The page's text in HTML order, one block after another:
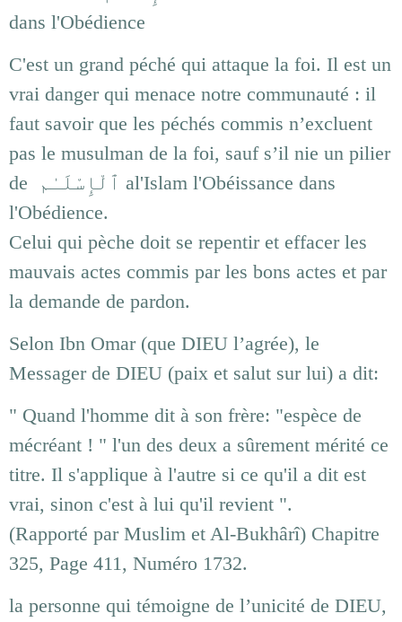
dans l'Obédience
C'est un grand péché qui attaque la foi. Il est un
vrai danger qui menace notre communauté : il
faut savoir que les péchés commis n’excluent
pas le musulman de la foi, sauf s’il nie un pilier
de ٱلْإِسْلَـٰم al'Islam l'Obéissance dans
l'Obédience.
Celui qui pèche doit se repentir et effacer les
mauvais actes commis par les bons actes et par
la demande de pardon.
Selon Ibn Omar (que DIEU l’agrée), le
Messager de DIEU (paix et salut sur lui) a dit:
" Quand l'homme dit à son frère: "espèce de
mécréant ! " l'un des deux a sûrement mérité ce
titre. Il s'applique à l'autre si ce qu'il a dit est
vrai, sinon c'est à lui qu'il revient ".
(Rapporté par Muslim et Al-Bukhârî) Chapitre
325, Page 411, Numéro 1732.
la personne qui témoigne de l’unicité de DIEU,